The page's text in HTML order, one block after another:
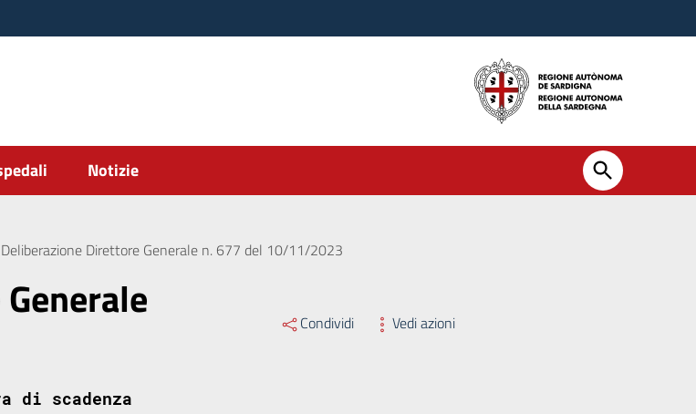
Notizie
Deliberazione Direttore Generale n. 677 del 10/11/2023
Condividi Vedi azioni
di scadenza